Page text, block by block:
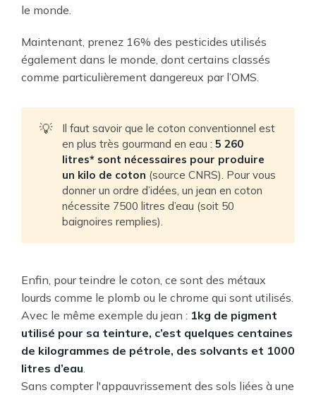
le monde.
Maintenant, prenez 16% des pesticides utilisés
également dans le monde, dont certains classés
comme particulièrement dangereux par l’OMS.
💡
Il faut savoir que le coton conventionnel est
en plus très gourmand en eau :5 260
litres* sont nécessaires pour produire
un kilo de coton (source CNRS). Pour vous
donner un ordre d’idées, un jean en coton
nécessite 7500 litres d’eau (soit 50
baignoires remplies).
Enfin, pour teindre le coton, ce sont des métaux
lourds comme le plomb ou le chrome qui sont utilisés.
Avec le même exemple du jean : 1kg de pigment
utilisé pour sa teinture, c’est quelques centaines
de kilogrammes de pétrole, des solvants et 1000
litres d’eau
Sans compter l'appauvrissement des sols liées à une